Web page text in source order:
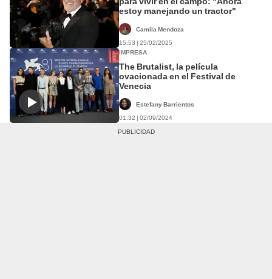
estoy manejando un tractor"
Camila Mendoza
15:53 | 25/02/2025
IMPRESA
The Brutalist, la película
ovacionada en el Festival de
Venecia
Estefany Barrientos
01:32 | 02/09/2024